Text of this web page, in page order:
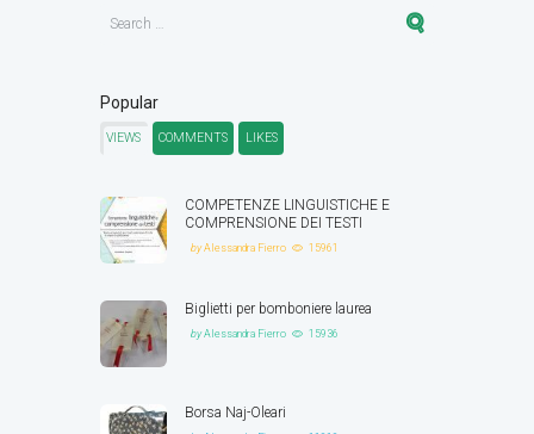
Popular
VIEWS COMMENTS LIKES
COMPETENZE LINGUISTICHE E
COMPRENSIONE DEI TESTI
byAlessandra Fierro 15961
Biglietti per bomboniere laurea
byAlessandra Fierro 15936
Borsa Naj-Oleari